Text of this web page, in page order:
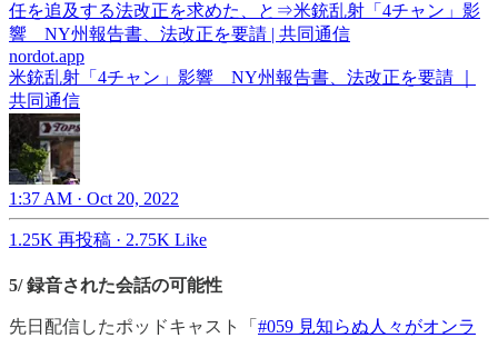
任を追及する法改正を求めた、と⇒米銃乱射「4チャン」影
響 NY州報告書、法改正を要請 | 共同通信
nordot.app
米銃乱射「4チャン」影響 NY州報告書、法改正を要請 ｜
共同通信
1:37 AM · Oct 20, 2022
1.25K 再投稿 · 2.75K Like
5/ 録音された会話の可能性
先日配信したポッドキャスト「 #059 見知らぬ人々がオンラ